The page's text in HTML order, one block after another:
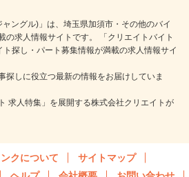
ャングル)」は、埼玉県加須市・その他のバイ
の求人情報サイトです。 「クリエイトバイト
探し・パート募集情報が満載の求人情報サイ
探しに役立つ最新の情報をお届けしていま
求人特集」を展開する株式会社クリエイトが
ンクについて
サイトマップ